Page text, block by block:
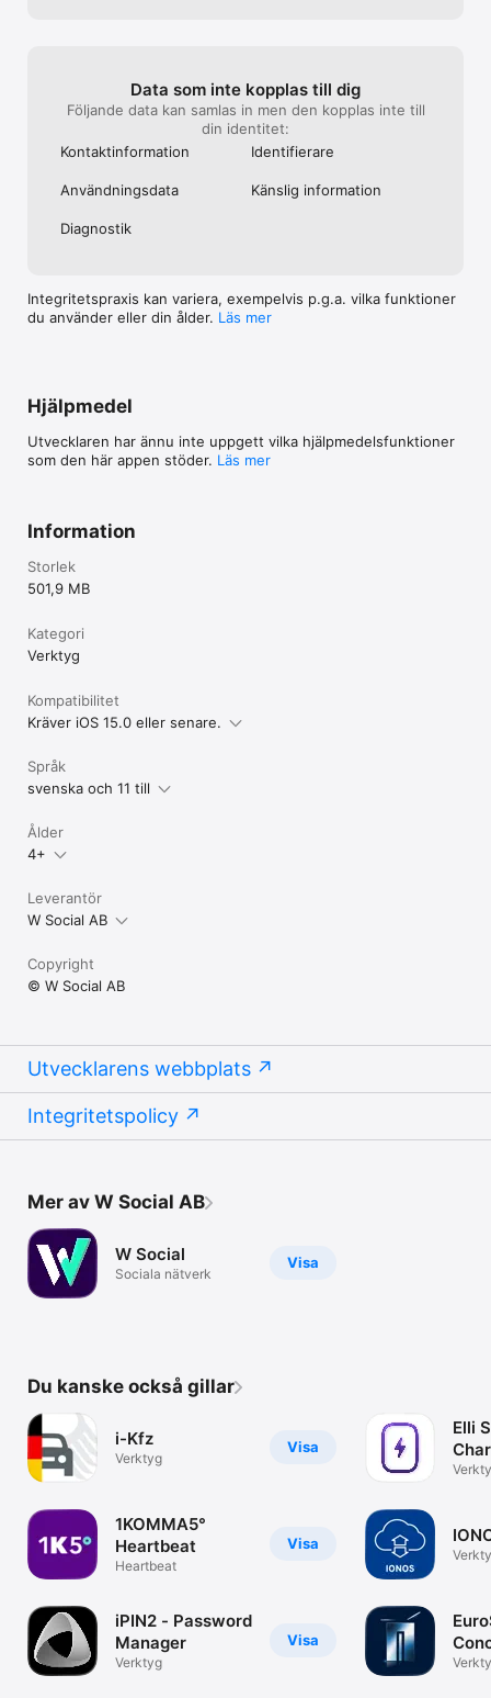
Data som inte kopplas till dig
Följande data kan samlas in men den kopplas inte till
din identitet:
Kontakt­information
Identifierare
Användnings­data Känslig information
Diagnostik
Integritetspraxis kan variera, exempelvis p.g.a. vilka funktioner
du använder eller din ålder. Läs mer
Hjälpmedel
Utvecklaren har ännu inte uppgett vilka hjälpmedels­funktioner
som den här appen stöder. Läs mer
Information
Storlek
501,9 MB
Kategori
Verktyg
Kompatibilitet
Kräver iOS 15.0 eller senare.
Språk
svenska och 11 till
Ålder
4+
Leverantör
W Social AB
Copyright
© W Social AB
Utvecklarens webbplats
Integritetspolicy
Mer av W Social AB
Visa
W Social
Sociala nätverk
Du kanske också gillar
Visa
i-Kfz
Verktyg
Visa
1KOMMA5°
Heartbeat
Heartbeat
Visa
iPIN2 - Password
Manager
Verktyg
Elli